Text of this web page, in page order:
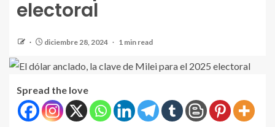
electoral
diciembre 28, 2024 1 min read
Spread the love